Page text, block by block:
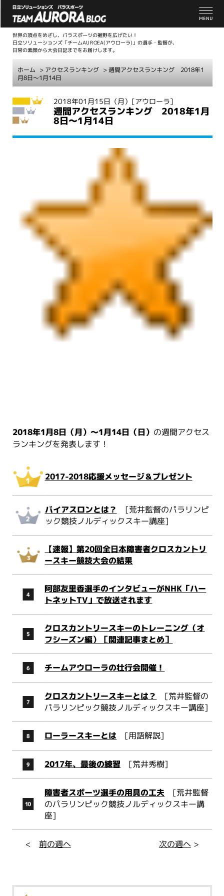
世界の頂点をめざし、パラスポーツの裾野を広げたい！
日立ソリューションズ「チームAUROEA(アウローラ)」の選手・監督が、
日常の素顔から大会日記までをお届けします。
ホーム > アクセスランキング > 週間アクセスランキング 2018年1
月8日～1月14日
2018年01月15日（月） [アウローラ]
週間アクセスランキング 2018年1月
8日～1月14日
2018年1月8日（月）～1月14日（日） の週間アクセス
ランキングを発表します！
2017-2018応援メッセージ＆プレゼント
バイアスロンとは？ [荒井監督のパラリンピ
ック競技ノルディックスキー講座]
【速報】第20回全日本障害者クロスカントリ
ースキー競技大会の結果
阿部友里香選手のインタビューがNHK「ハー
トネットTV」で放送されます
クロスカントリースキーのトレーニング（オ
フシーズン編）［関連記事まとめ］
チームアウローラの壮行会開催！
クロスカントリースキーとは？ [荒井監督の
パラリンピック競技ノルディックスキー講座]
ローラースキーとは [用語解説]
2017年、最後の練習 [荒井秀樹]
障害者スポーツ選手の用具の工夫 [荒井監督
のパラリンピック競技ノルディックスキー講
座]
< 前の週へ 次の週へ>